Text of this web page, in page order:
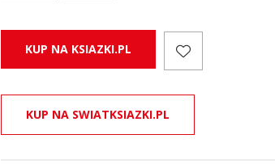
KUP NA KSIAZKI.PL
KUP NA SWIATKSIAZKI.PL